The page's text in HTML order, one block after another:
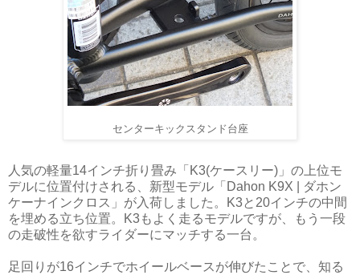
センターキックスタンド台座
人気の軽量14インチ折り畳み「K3(ケースリー)」の上位モ
デルに位置付けされる、新型モデル「Dahon K9X | ダホン
ケーナインクロス」が入荷しました。K3と20インチの中間
を埋める立ち位置。K3もよく走るモデルですが、もう一段
の走破性を欲すライダーにマッチする一台。
足回りが16インチでホイールベースが伸びたことで、知る